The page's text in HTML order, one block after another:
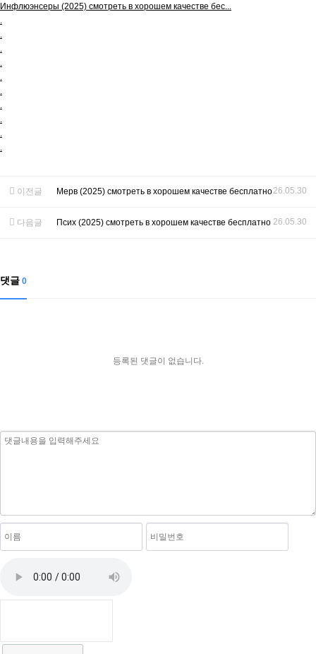
Инфлюэнсеры (2025) смотреть в хорошем качестве бес...
이전글 Мерв (2025) смотреть в хорошем качестве бесплатно26.05.30
다음글 Псих (2025) смотреть в хорошем качестве бесплатно 26.05.30
댓글 0
등록된 댓글이 없습니다.